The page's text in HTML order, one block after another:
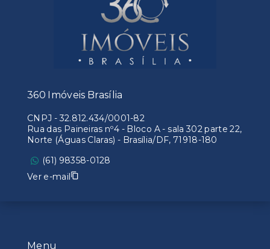
Menu
360 Imóveis Brasília
CNPJ -32.812.434/0001-82
Rua das Paineiras nº4 - Bloco A - sala 302 parte 22,
Norte (Águas Claras) - Brasília/DF, 71918-180
(61) 98358-0128
Ver e-mail